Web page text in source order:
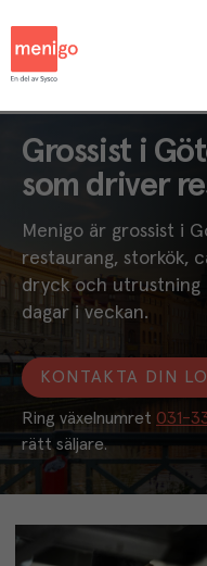
Grossist i
som driver
Menigo är grossist i
restaurang, storkök,
dryck och utrustning
dagar i veckan.
KONTAKTA DIN
Ring växelnumret 031-
rätt säljare.